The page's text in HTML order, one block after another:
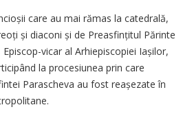
care au mai rămas la catedrală,
și diaconi și de Preasfințitul Părinte
vicar al Arhiepiscopiei Iașilor,
la procesiunea prin care
Parascheva au fost reașezate în